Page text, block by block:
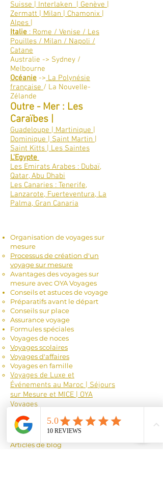
Suisse | Interlaken | Genève |
Zermatt | Milan | Chamonix |
Alpes |
Italie : Rome / Venise / Les
Pouilles / Milan / Napoli /
Catane
Australie -> Sydney /
Melbourne
Océanie -> La Polynésie
française / La Nouvelle-
Zélande
Outre - Mer : Les
Caraïbes |
Guadeloupe | Martinique |
Dominique | Saint Martin |
Saint Kitts | Les Saintes
L'Egypte
Les Emirats Arabes : Dubaï,
Qatar, Abu Dhabi
Les Canaries : Tenerife,
Lanzarote, Fuerteventura, La
Palma, Gran Canaria
Organisation de voyages sur
mesure
Processus de création d'un
voyage sur mesure
Avantages des voyages sur
mesure avec OYA Voyages
Conseils et astuces de voyage
Préparatifs avant le départ
Conseils sur place
Assurance voyage
Formules spéciales
Voyages de noces
Voyages scolaires
Voyages d'affaires
Voyages en famille
Voyages de Luxe et
Événements au Maroc | Séjours
sur Mesure et MICE | OYA
Voyages
Blog et témoignages :
Articles de blog